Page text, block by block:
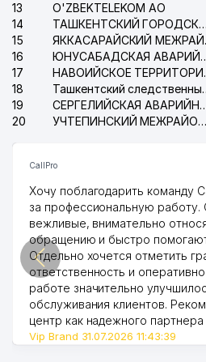
13
O'ZBEKTELEKOM АО
14
ТАШКЕНТСКИЙ ГОРОДСКОЙ СУД ПО ГРАЖДАНСКИМ ДЕЛАМ
15
16
ЮНУСАБАДСКАЯ
17
18
19
СЕРГЕЛИЙСКАЯ
20
УЧТЕПИНСКИЙ МЕЖРАЙОННЫЙ СУД ПО ГРАЖДАНСКИМ ДЕЛАМ
CallPro
Хочу поблагодарить команду
за профессиональную работу.
вежливые, внимательно
обращению и быстро
Отдельно хочется отметить
ответственность и
работе значительно
обслуживания клиентов.
центр как надежного партнера
Vip Brand 31.07.2026 11:43:39